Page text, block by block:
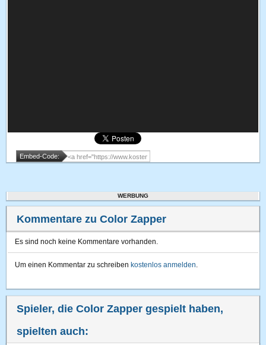
Embed-Code:
WERBUNG
Kommentare zu Color Zapper
Es sind noch keine Kommentare vorhanden.
Um einen Kommentar zu schreiben kostenlos anmelden.
Spieler, die Color Zapper gespielt haben,
spielten auch: